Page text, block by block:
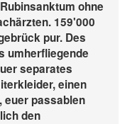
ohne
159'000
pur. Des
umherfliegende
separates
einen
euer passablen
den